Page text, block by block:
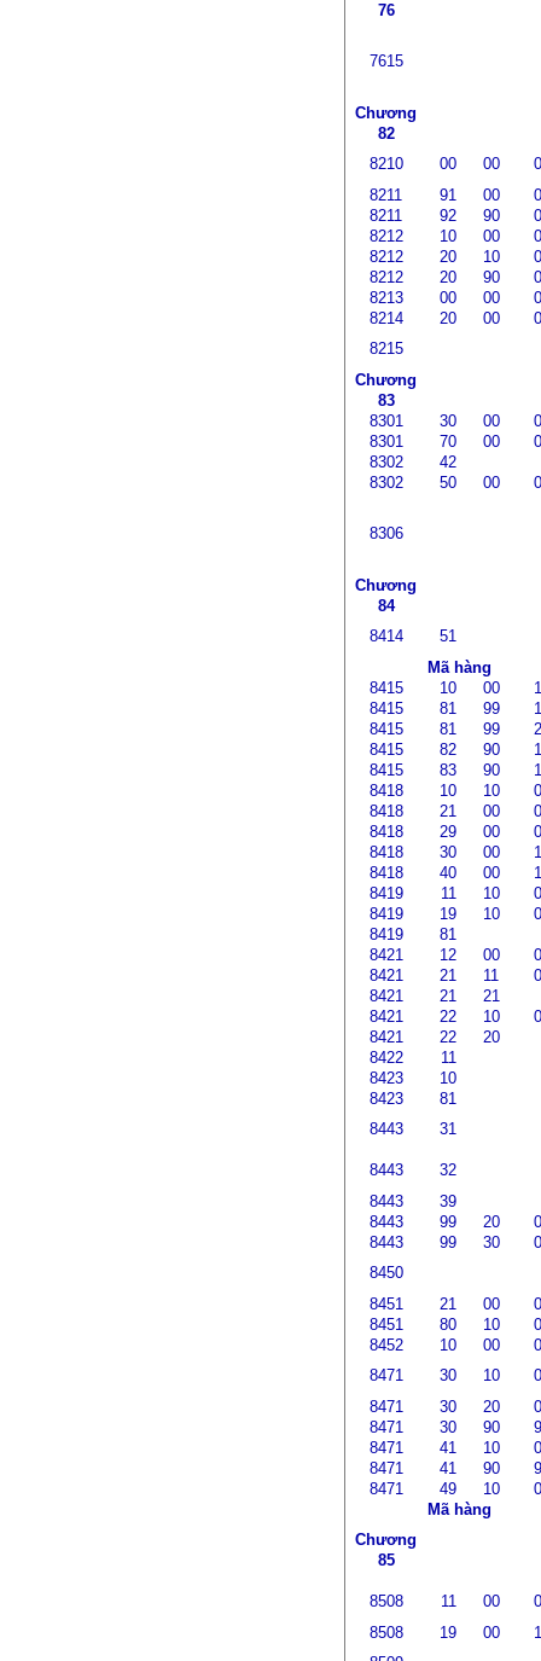
76
7615
Chương
82
8210
00 00
8211
91 00
8211
92 90
8212
10 00
8212
20 10
8212
20 90
8213
00 00
8214
20 00
8215
Chương
83
8301
30 00
8301
70 00
8302
42
8302
50 00
8306
Chương
84
8414
51
Mã hàng
8415
10 00
8415
81 99
8415
81 99
8415
82 90
8415
83 90
8418
10 10
8418
21 00
8418
29 00
8418
30 00
8418
40 00
8419
11 10
8419
19 10
8419
81
8421
12 00
8421
21 11
8421
21
21
8421
22 10
8421
22
20
8422
11
8423
10
8423
81
8443
31
8443
32
8443
39
8443
99 20
8443
99 30
8450
8451
21 00
8451
80 10
8452
10 00
8471
30 10
8471
30 20
8471
30 90
8471
41 10
8471
41 90
8471
49 10
Mã hàng
Chương
85
8508 11 00
8508
19 00